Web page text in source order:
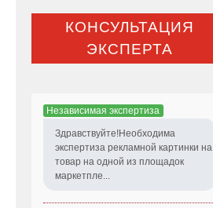
КОНСУЛЬТАЦИЯ
ЭКСПЕРТА
Независимая экспертиза
Здравствуйте!Необходима
экспертиза рекламной картинки на
товар на одной из площадок
маркетпле...